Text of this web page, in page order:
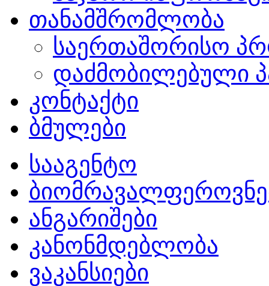
თანამშრომლობა
საერთაშორისო
დაძმობილებული
კონტაქტი
ბმულები
სააგენტო
ანგარიშები
კანონმდებლობა
ვაკანსიები